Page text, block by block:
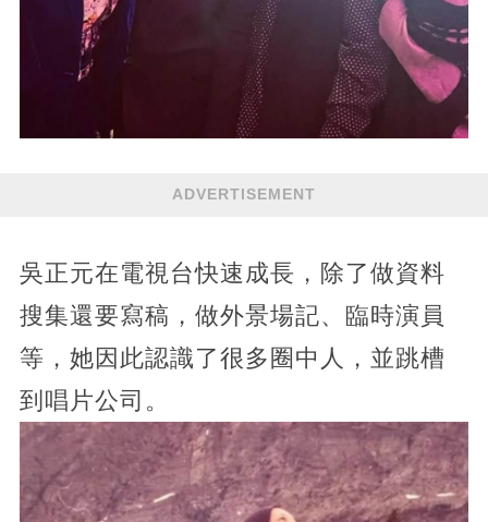
ADVERTISEMENT
吳正元在電視台快速成長，除了做資料
搜集還要寫稿，做外景場記、臨時演員
等，她因此認識了很多圈中人，並跳槽
到唱片公司。